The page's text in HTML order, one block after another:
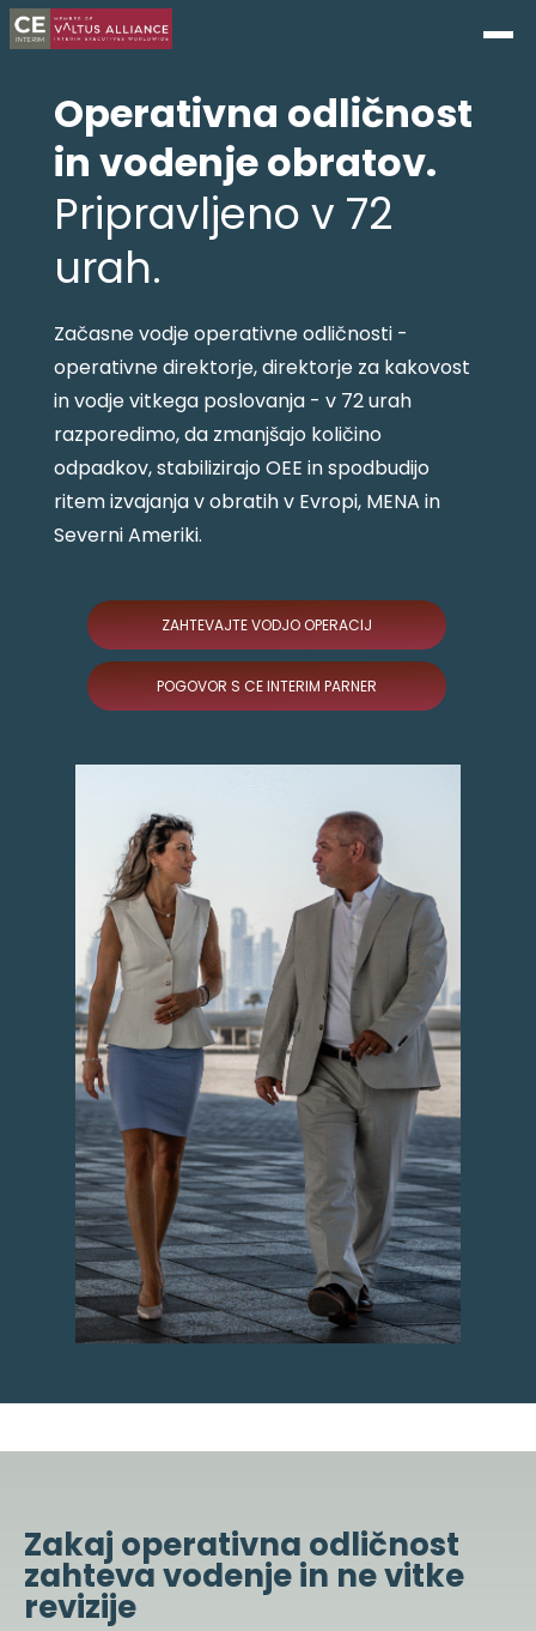
Operativna odličnost
in vodenje obratov.
Pripravljeno v 72
urah.
Začasne vodje operativne odličnosti -
operativne direktorje, direktorje za kakovost
in vodje vitkega poslovanja - v 72 urah
razporedimo, da zmanjšajo količino
odpadkov, stabilizirajo OEE in spodbudijo
ritem izvajanja v obratih v Evropi, MENA in
Severni Ameriki.
ZAHTEVAJTE VODJO OPERACIJ
POGOVOR S CE INTERIM PARNER
Zakaj operativna odličnost
zahteva vodenje in ne vitke
revizije